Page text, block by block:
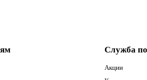
Служба
Акции